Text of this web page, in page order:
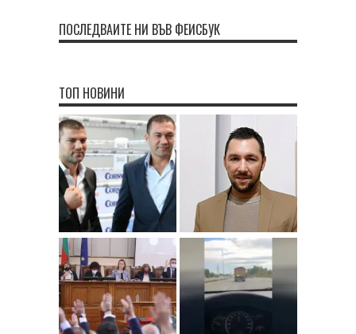
ПОСЛЕДВАЙТЕ НИ ВЪВ ФЕЙСБУК
ТОП НОВИНИ